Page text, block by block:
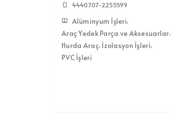
4440707-2255599
Alüminyum İşleri
Araç Yedek Parça ve Aksesuarlar
Hurda Araç İzolasyon İşleri
PVC İşleri